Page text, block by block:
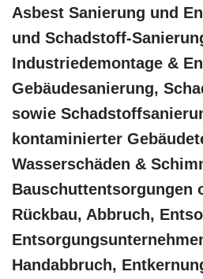
Asbest Sanierung und
und Schadstoff-
Industriedemontage &
Gebäudesanierung,
sowie
kontaminierter
Wasserschäden &
Bauschuttentsorgungen
Rückbau, Abbruch,
Handabbruch,